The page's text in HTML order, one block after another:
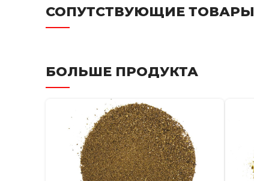
СОПУТСТВУЮЩИЕ ТОВАРЫ
БОЛЬШЕ ПРОДУКТА